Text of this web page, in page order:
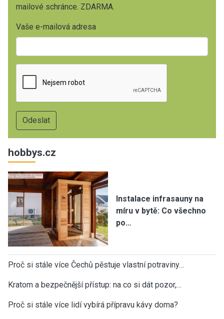
mailové schránce. ZDARMA.
Vaše e-mailová adresa
hobbys.cz
Instalace infrasauny na
míru v bytě: Co všechno
po…
Proč si stále více Čechů pěstuje vlastní potraviny…
Kratom a bezpečnější přístup: na co si dát pozor,…
Proč si stále více lidí vybírá přípravu kávy doma?